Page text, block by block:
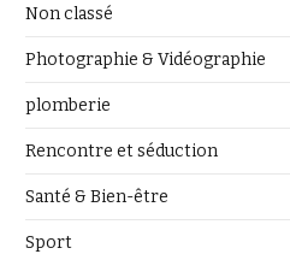
Non classé
Photographie & Vidéographie
plomberie
Rencontre et séduction
Santé & Bien-être
Sport